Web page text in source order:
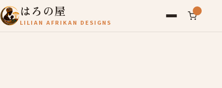
はろの屋
LILIAN AFRIKAN DESIGNS